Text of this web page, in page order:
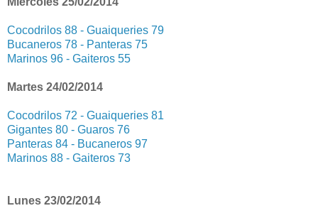
Cocodrilos 88 - Guaiqueries 79
Bucaneros 78 - Panteras 75
Marinos 96 - Gaiteros 55
Martes 24/02/2014
Cocodrilos 72 - Guaiqueries 81
Gigantes 80 - Guaros 76
Panteras 84 - Bucaneros 97
Marinos 88 - Gaiteros 73
Lunes 23/02/2014